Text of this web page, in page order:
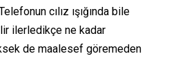
cılız ışığında bile
ilerledikçe ne kadar
de maalesef göremeden